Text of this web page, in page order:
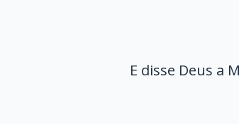
E disse Deus a